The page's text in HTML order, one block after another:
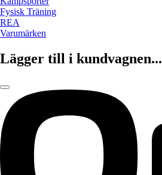
Fysisk Träning
REA
Varumärken
Lägger till i kundvagnen...